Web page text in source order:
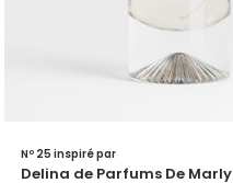
Nº 25 inspiré par
Delina de Parfums De Marly